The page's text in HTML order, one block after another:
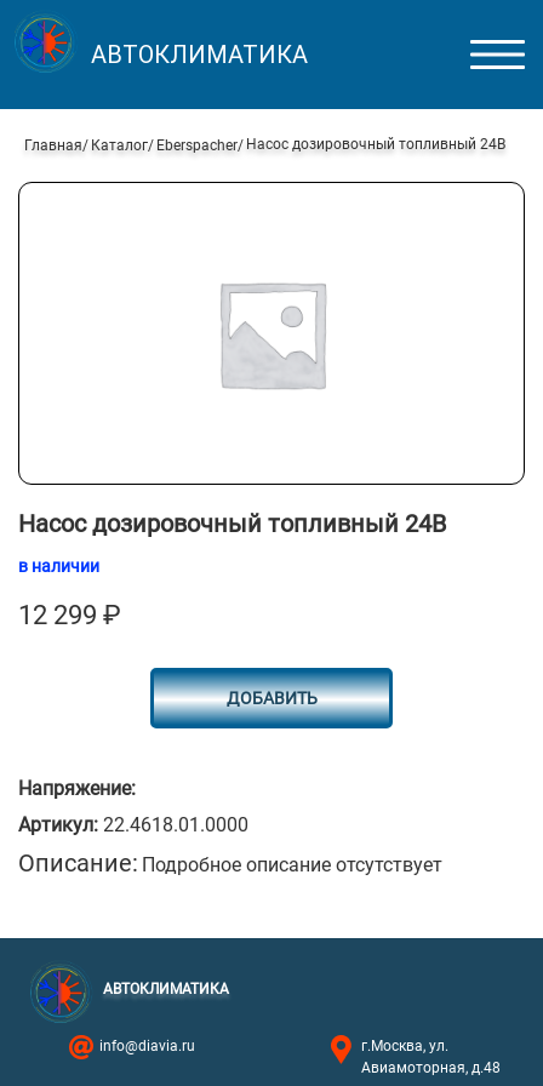
АВТОКЛИМАТИКА
Главная Каталог Eberspacher Насос дозировочный топливный 24В
Насос дозировочный топливный 24В
в наличии
12 299 ₽
ДОБАВИТЬ
Напряжение:
Артикул: 22.4618.01.0000
Описание: Подробное описание отсутствует
АВТОКЛИМАТИКА
info@diavia.ru
г.Москва, ул.
Авиамоторная, д.48